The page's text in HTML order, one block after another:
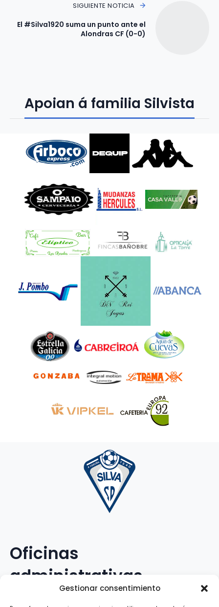
Gestionar consentimiento
SIGUIENTE NOTICIA
El #Silva1920 suma un punto ante el
Alondras CF (0-0)
Apoian á familia Silvista
Oficinas
administrativas